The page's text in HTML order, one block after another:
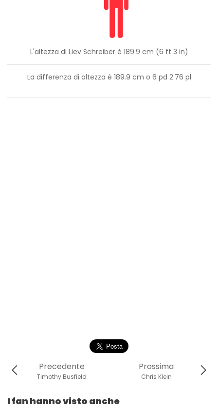
L'altezza di Liev Schreiber è 189.9 cm (6 ft 3 in)
La differenza di altezza è 189.9 cm o 6 pd 2.76 pl
Prossima
Chris Klein
Precedente
Timothy Busfield
I fan hanno visto anche